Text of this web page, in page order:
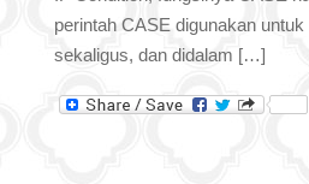
perintah CASE digunakan
sekaligus, dan didalam […]